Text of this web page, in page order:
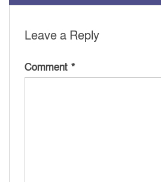
Leave a Reply
Comment *